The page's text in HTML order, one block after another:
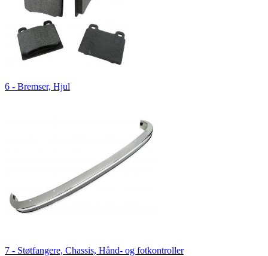
6 - Bremser, Hjul
7 - Støtfangere, Chassis, Hånd- og fotkontroller